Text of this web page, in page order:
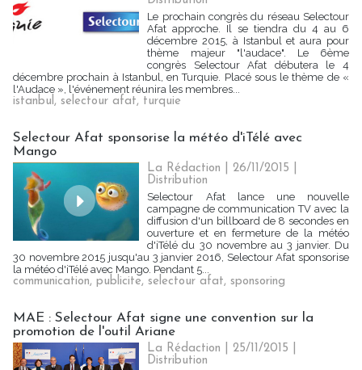
Le prochain congrès du réseau Selectour
Afat approche. Il se tiendra du 4 au 6
décembre 2015, à Istanbul et aura pour
thème majeur "l'audace". Le 6ème
congrès Selectour Afat débutera le 4
décembre prochain à Istanbul, en Turquie. Placé sous le thème de «
l'Audace », l'événement réunira les membres...
istanbul, selectour afat, turquie
Selectour Afat sponsorise la météo d'iTélé avec
Mango
La Rédaction | 26/11/2015
Distribution
Selectour Afat lance une nouvelle
campagne de communication TV avec la
diffusion d'un billboard de 8 secondes en
ouverture et en fermeture de la météo
d'iTélé du 30 novembre au 3 janvier. Du
30 novembre 2015 jusqu'au 3 janvier 2016, Selectour Afat sponsorise
la météo d'iTélé avec Mango. Pendant 5...
communication, publicite, selectour afat, sponsoring
MAE : Selectour Afat signe une convention sur la
promotion de l'outil Ariane
La Rédaction | 25/11/2015
Distribution